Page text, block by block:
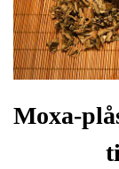
Moxa-